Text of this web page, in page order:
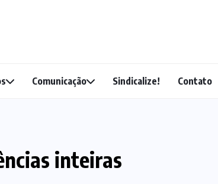
Comunicação Sindicalize! Contato
inteiras